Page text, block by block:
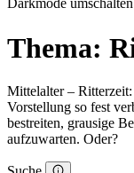
Thema:
Mittelalter –
Vorstellung so fest
bestreiten, grausige
aufzuwarten. Oder?